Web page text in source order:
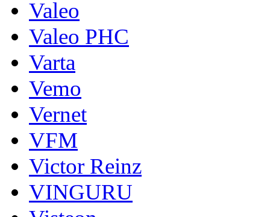
Valeo
Valeo PHC
Varta
Vemo
Vernet
VFM
Victor Reinz
VINGURU